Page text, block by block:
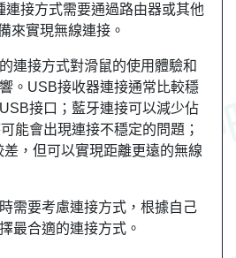
連接方式需要通過路由器或其他
來實現無線連接。
連接方式對滑鼠的使用體驗和
。USB接收器連接通常比較穩
接口；藍牙連接可以減少佔
能會出現連接不穩定的問題；
，但可以實現距離更遠的無線
需要考慮連接方式，根據自己
最合適的連接方式。